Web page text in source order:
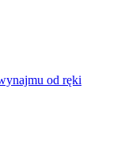
od ręki